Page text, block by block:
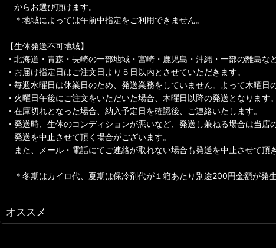
からお選び頂けます。
＊地域によっては午前中指定をご利用できません。
【生体発送不可地域】
・北海道・青森・長崎の一部地域・宮崎・鹿児島・沖縄・一部の離島な
・お届け指定日はご注文日より５日以内とさせていただきます。
・毎週水曜日は休業日のため、発送業務をしていません。よって木曜日
・火曜日午後にご注文をいただいた場合、木曜日以降の発送となります。
・在庫切れとなった場合、納入予定日を確認後、ご連絡いたします。
・発送時、生体のコンディションが悪いなど、発送し兼ねる場合は当店
発送を中止させて頂く場合がございます。
また、メール・電話にてご連絡が取れない場合も発送を中止させて頂き
＊冬期はカイロ代、夏期は保冷剤代が１箱あたり別途200円金額が発生
オススメ